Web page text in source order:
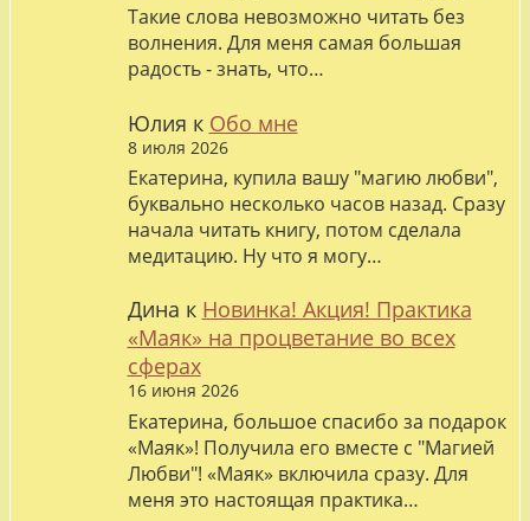
Такие слова невозможно читать без
волнения. Для меня самая большая
радость - знать, что…
Юлия к Обо мне
8 июля 2026
Екатерина, купила вашу "магию любви",
буквально несколько часов назад. Сразу
начала читать книгу, потом сделала
медитацию. Ну что я могу…
Дина к Новинка! Акция! Практика
«Маяк» на процветание во всех
сферах
16 июня 2026
Екатерина, большое спасибо за подарок
«Маяк»! Получила его вместе с "Магией
Любви"! «Маяк» включила сразу. Для
меня это настоящая практика…